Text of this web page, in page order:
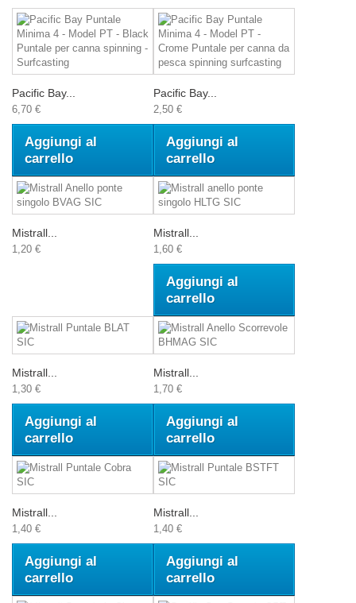
Pacific Bay...
6,70 €
Aggiungi al
carrello
Pacific Bay...
2,50 €
Aggiungi al
carrello
Mistrall...
1,20 €
Mistrall...
1,60 €
Aggiungi al
carrello
Mistrall...
1,30 €
Aggiungi al
carrello
Mistrall...
1,70 €
Aggiungi al
carrello
Mistrall...
1,40 €
Aggiungi al
carrello
Mistrall...
1,40 €
Aggiungi al
carrello